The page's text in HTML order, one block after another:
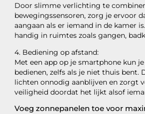
Door slimme verlichting te
bewegingssensoren, zorg je ervoor
aangaan als er iemand in de kamer
handig in ruimtes zoals gangen,
4. Bediening op afstand:
Met een app op je smartphone kun
bedienen, zelfs als je niet thuis bent.
lichten onnodig aanblijven en zorgt
veiligheid doordat het lijkt alsof
Voeg zonnepanelen toe voor